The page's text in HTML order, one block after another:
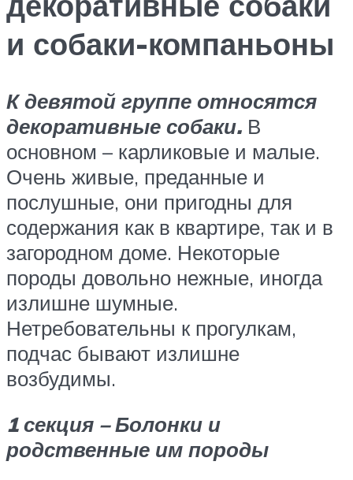
и собаки-компаньоны
К девятой группе относятся
декоративные собаки. В
основном – карликовые и малые.
Очень живые, преданные и
послушные, они пригодны для
содержания как в квартире, так и в
загородном доме. Некоторые
породы довольно нежные, иногда
излишне шумные.
Нетребовательны к прогулкам,
подчас бывают излишне
возбудимы.
1 секция – Болонки и
родственные им породы